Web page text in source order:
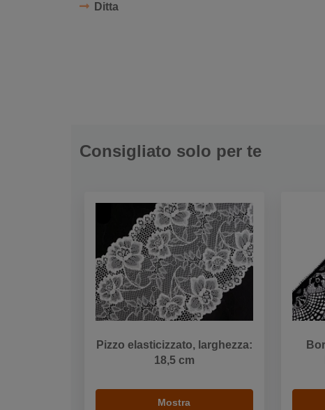
Ditta
Consigliato solo per te
Pizzo elasticizzato, larghezza:
18,5 cm
Mostra